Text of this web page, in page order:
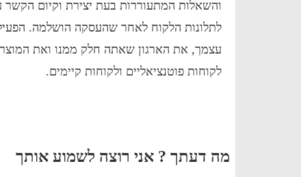
והשאלות המתעוררות בעת יצירת וקיום
לתלונות הלקוח לאחר שהעסקה הושלמה.
עצמך, את הארגון שאתה חלק ממנו ואת
לקוחות פוטנציאליים ולקוחות קיימים.
מה דעתך ? אני רוצה לשמוע אותך